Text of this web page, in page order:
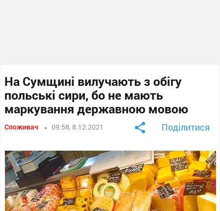
На Сумщині вилучають з обігу
польські сири, бо не мають
маркування державною мовою
Споживач 09:58, 8.12.2021 Поділитися